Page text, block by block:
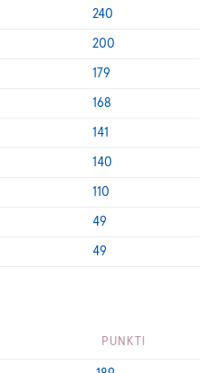
240
200
179
168
141
140
110
49
49
PUNKTI